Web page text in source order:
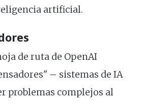
artificial.
de ruta de OpenAI
– sistemas de IA
problemas complejos al